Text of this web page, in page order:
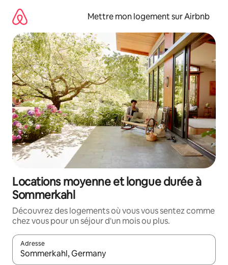
directement
contenu
Mettre mon logement sur Airbnb
Locations moyenne et longue durée à
Sommerkahl
Découvrez des logements où vous vous sentez comme
chez vous pour un séjour d'un mois ou plus.
Adresse
Lorsque les résultats s'affichent, utilisez les flèches vers le